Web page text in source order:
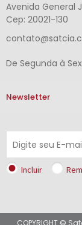
Avenida General
Cep: 20021-130
De Segunda à
Newsletter
Incluir
COPYRIGHT ©